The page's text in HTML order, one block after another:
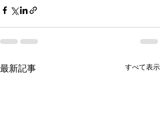
最新記事 すべて表示